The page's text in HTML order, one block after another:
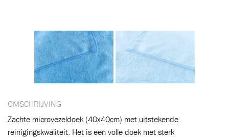
OMSCHRIJVING
Zachte microvezeldoek (40x40cm) met uitstekende
reinigingskwaliteit. Het is een volle doek met sterk
Toegevoegd aan winkelwagen